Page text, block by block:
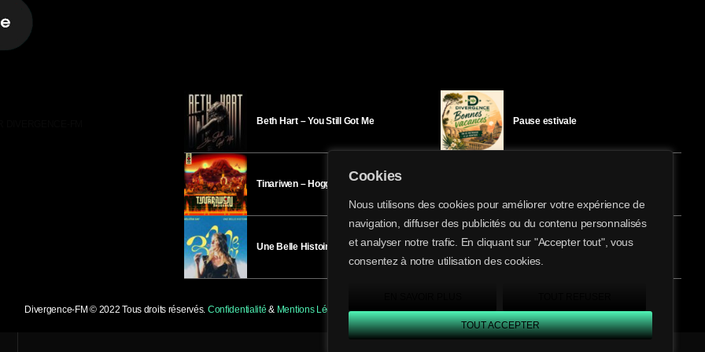
Cookies
Nous utilisons des cookies pour améliorer votre expérience de
navigation, diffuser des publicités ou du contenu personnalisés
et analyser notre trafic. En cliquant sur "Accepter tout", vous
consentez à notre utilisation des cookies.
TOUT ACCEPTER
share
email
Beth Hart – You Still Got Me
Tinariwen – Hoggar
Une Belle Histoire – Héloïse Bay
Pause estivale
Ici l’Ombre – mardi 28 juillet
Divergence-FM © 2022 Tous droits réservés. Confidentialité & Mentions Légales.